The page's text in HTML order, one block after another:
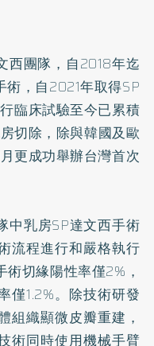
西團隊，自2018年迄
，自2021年取得SP
臨床試驗至今已累積
切除，除與韓國及歐
更成功舉辦台灣首次
中乳房SP達文西手術
流程進行和嚴格執行
切緣陽性率僅2%，
僅1.2%。除技術研發
組織顯微皮瓣重建，
術同時使用機械手臂